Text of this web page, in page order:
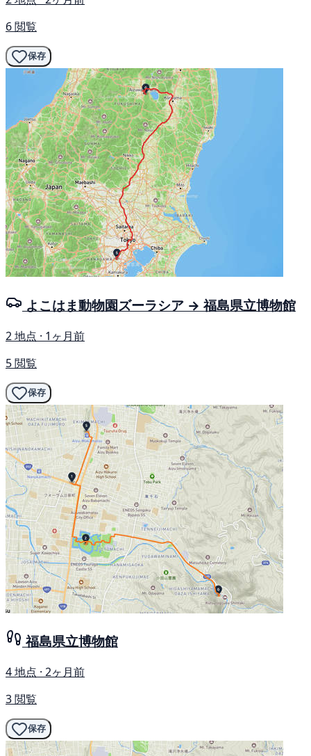
6 閲覧
保存
よこはま動物園ズーラシア → 福島県立博物館
2 地点 · 1ヶ月前
5 閲覧
保存
福島県立博物館
4 地点 · 2ヶ月前
3 閲覧
保存